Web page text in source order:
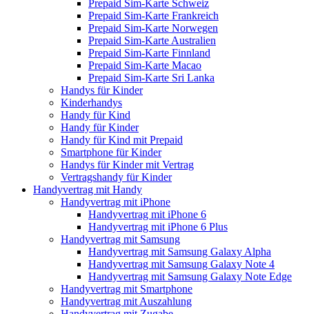
Prepaid Sim-Karte Schweiz
Prepaid Sim-Karte Frankreich
Prepaid Sim-Karte Norwegen
Prepaid Sim-Karte Australien
Prepaid Sim-Karte Finnland
Prepaid Sim-Karte Macao
Prepaid Sim-Karte Sri Lanka
Handys für Kinder
Kinderhandys
Handy für Kind
Handy für Kinder
Handy für Kind mit Prepaid
Smartphone für Kinder
Handys für Kinder mit Vertrag
Vertragshandy für Kinder
Handyvertrag mit Handy
Handyvertrag mit iPhone
Handyvertrag mit iPhone 6
Handyvertrag mit iPhone 6 Plus
Handyvertrag mit Samsung
Handyvertrag mit Samsung Galaxy Alpha
Handyvertrag mit Samsung Galaxy Note 4
Handyvertrag mit Samsung Galaxy Note Edge
Handyvertrag mit Smartphone
Handyvertrag mit Auszahlung